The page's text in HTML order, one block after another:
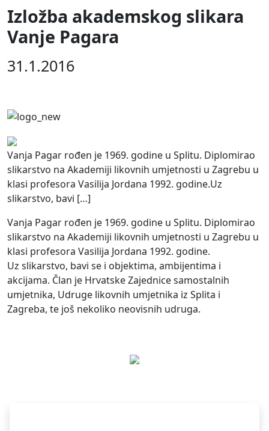
Izložba akademskog slikara
Vanje Pagara
31.1.2016
Vanja Pagar rođen je 1969. godine u Splitu. Diplomirao
slikarstvo na Akademiji likovnih umjetnosti u Zagrebu u
klasi profesora Vasilija Jordana 1992. godine.Uz
slikarstvo, bavi […]
Vanja Pagar rođen je 1969. godine u Splitu. Diplomirao
slikarstvo na Akademiji likovnih umjetnosti u Zagrebu u
klasi profesora Vasilija Jordana 1992. godine.
Uz slikarstvo, bavi se i objektima, ambijentima i
akcijama. Član je Hrvatske Zajednice samostalnih
umjetnika, Udruge likovnih umjetnika iz Splita i
Zagreba, te još nekoliko neovisnih udruga.